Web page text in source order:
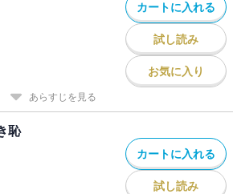
カートに入れる
試し読み
お気に入り
あらすじを見る
恥
カートに入れる
試し読み